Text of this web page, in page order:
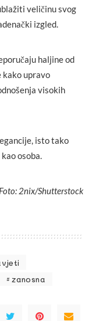
veličinu svog
izgled.
haljine od
kako upravo
visokih
isto tako
osoba.
2nix/Shutterstock
zanosna